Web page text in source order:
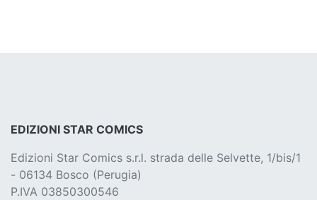
EDIZIONI STAR COMICS
Edizioni Star Comics s.r.l. strada delle Selvette, 1/bis/1
- 06134 Bosco (Perugia)
P.IVA 03850300546